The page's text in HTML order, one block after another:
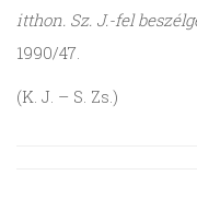
itthon. Sz. J.-fel
1990/47.
(K. J. – S. Zs.)